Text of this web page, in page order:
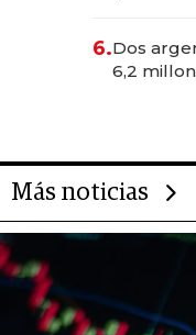
6.Dos
6,2
Más noticias